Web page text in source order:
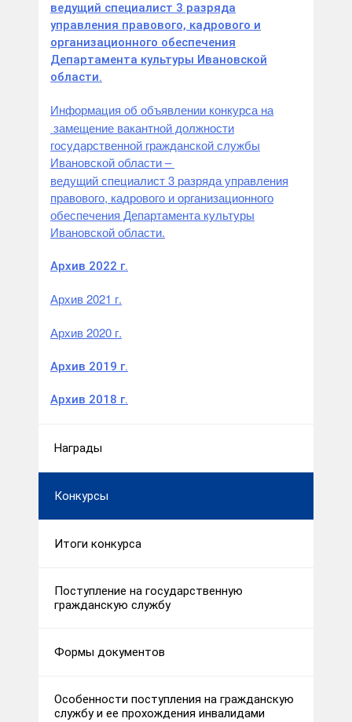
ведущий специалист 3 разряда
управления правового, кадрового и
организационного обеспечения
Департамента культуры Ивановской
области.
Информация об объявлении конкурса на
замещение вакантной должности
государственной гражданской службы
Ивановской области –
ведущий специалист 3 разряда управления
правового, кадрового и организационного
обеспечения Департамента культуры
Ивановской области.
Архив 2022 г.
Архив 2021 г.
Архив 2020 г.
Архив 2019 г.
Архив 2018 г.
Награды
Конкурсы
Итоги конкурса
Поступление на государственную
гражданскую службу
Формы документов
Особенности поступления на гражданскую
службу и ее прохождения инвалидами